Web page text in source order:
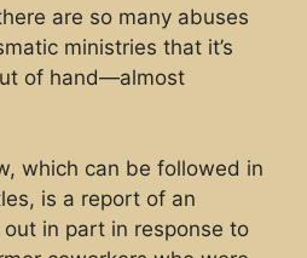
are so many abuses
ministries that it’s
of hand—almost
which can be followed in
is a report of an
in part in response to